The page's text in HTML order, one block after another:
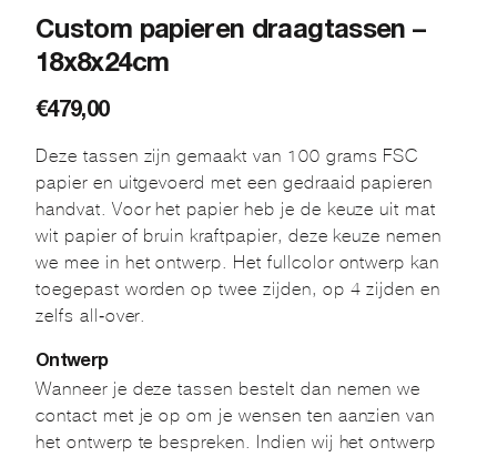
Custom papieren draagtassen –
18x8x24cm
€479,00
Deze tassen zijn gemaakt van 100 grams FSC
papier en uitgevoerd met een gedraaid papieren
handvat. Voor het papier heb je de keuze uit mat
wit papier of bruin kraftpapier, deze keuze nemen
we mee in het ontwerp. Het fullcolor ontwerp kan
toegepast worden op twee zijden, op 4 zijden en
zelfs all-over.
Ontwerp
Wanneer je deze tassen bestelt dan nemen we
contact met je op om je wensen ten aanzien van
het ontwerp te bespreken. Indien wij het ontwerp